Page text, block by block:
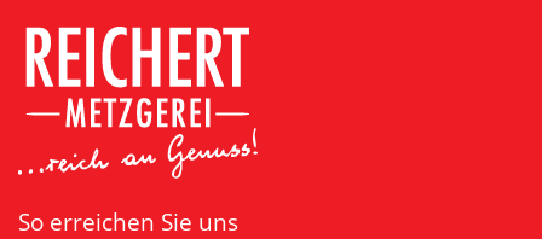
So erreichen Sie uns